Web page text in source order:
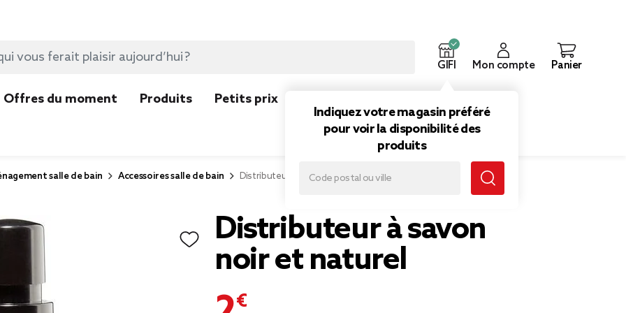
GIFI
Indiquez votre magasin préféré
pour voir la disponibilité des
produits
Mon compte Panier
Offres du moment Produits Petits prix
salle de bain Accessoires salle de bain Distributeur à savon noir et naturel
Distributeur à savon
noir et naturel
2,99 €